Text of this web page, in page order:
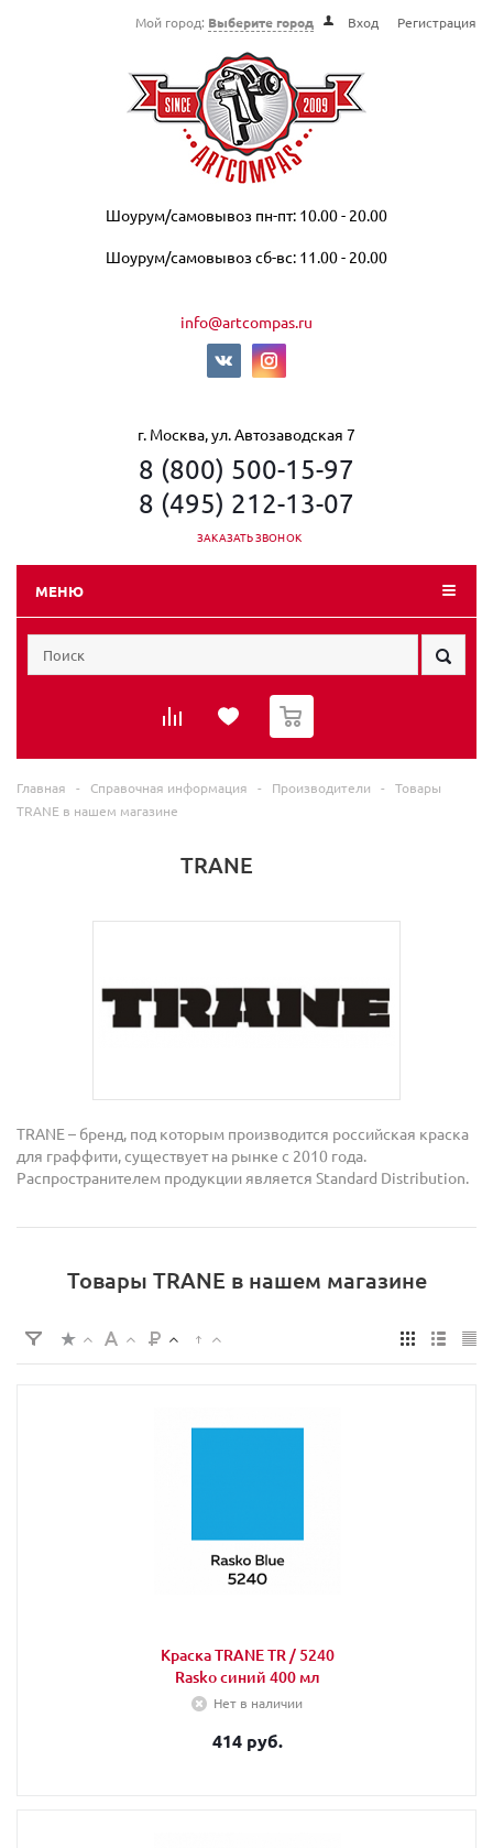
Мой город: Выберите город Вход Регистрация
Шоурум/самовывоз пн-пт: 10.00 - 20.00
Шоурум/самовывоз сб-вс: 11.00 - 20.00
info@artcompas.ru
г. Москва, ул. Автозаводская 7
8 (800) 500-15-97
8 (495) 212-13-07
ЗАКАЗАТЬ ЗВОНОК
МЕНЮ
0
Главная - Справочная информация - Производители -
Товары
TRANE в нашем магазине
TRANE
TRANE – бренд, под которым производится российская краска
для граффити, существует на рынке с 2010 года.
Распространителем продукции является Standard Distribution.
Товары TRANE в нашем магазине
Краска TRANE TR / 5240
Rasko синий 400 мл
Нет в наличии
414 руб.